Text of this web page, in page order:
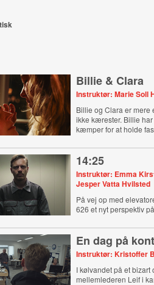
Billie & Clara
Instruktør: Marie Soll
Billie og Clara er mere
ikke kærester. Billie
kæmper for at holde
14:25
Instruktør: Emma
Jesper Vatta Hvilsted
På vej op med
626 et nyt perspektiv
En dag på
Instruktør: Kristoffer
I kølvandet på et
mellemlederen Leif i